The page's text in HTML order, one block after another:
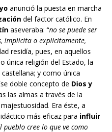
anunció la puesta en marcha
del factor católico. En
aseveraba: “no se puede ser
implícita o explícitamente,
residía, pues, en aquellos
única religión del Estado, la
y como única
doble concepto de Dios y
las almas a través de la
Era éste, a
más eficaz para influir
pueblo cree lo que ve como